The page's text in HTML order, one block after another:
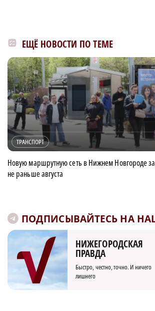
ЕЩЁ НОВОСТИ ПО ТЕМЕ
ТРАНСПОРТ
Новую маршрутную сеть в Нижнем Новгороде
не раньше августа
ПОДПИСЫВАЙТЕСЬ НА
НИЖЕГОРОДСКАЯ
ПРАВДА
Быстро, честно, точно. И ничего
лишнего